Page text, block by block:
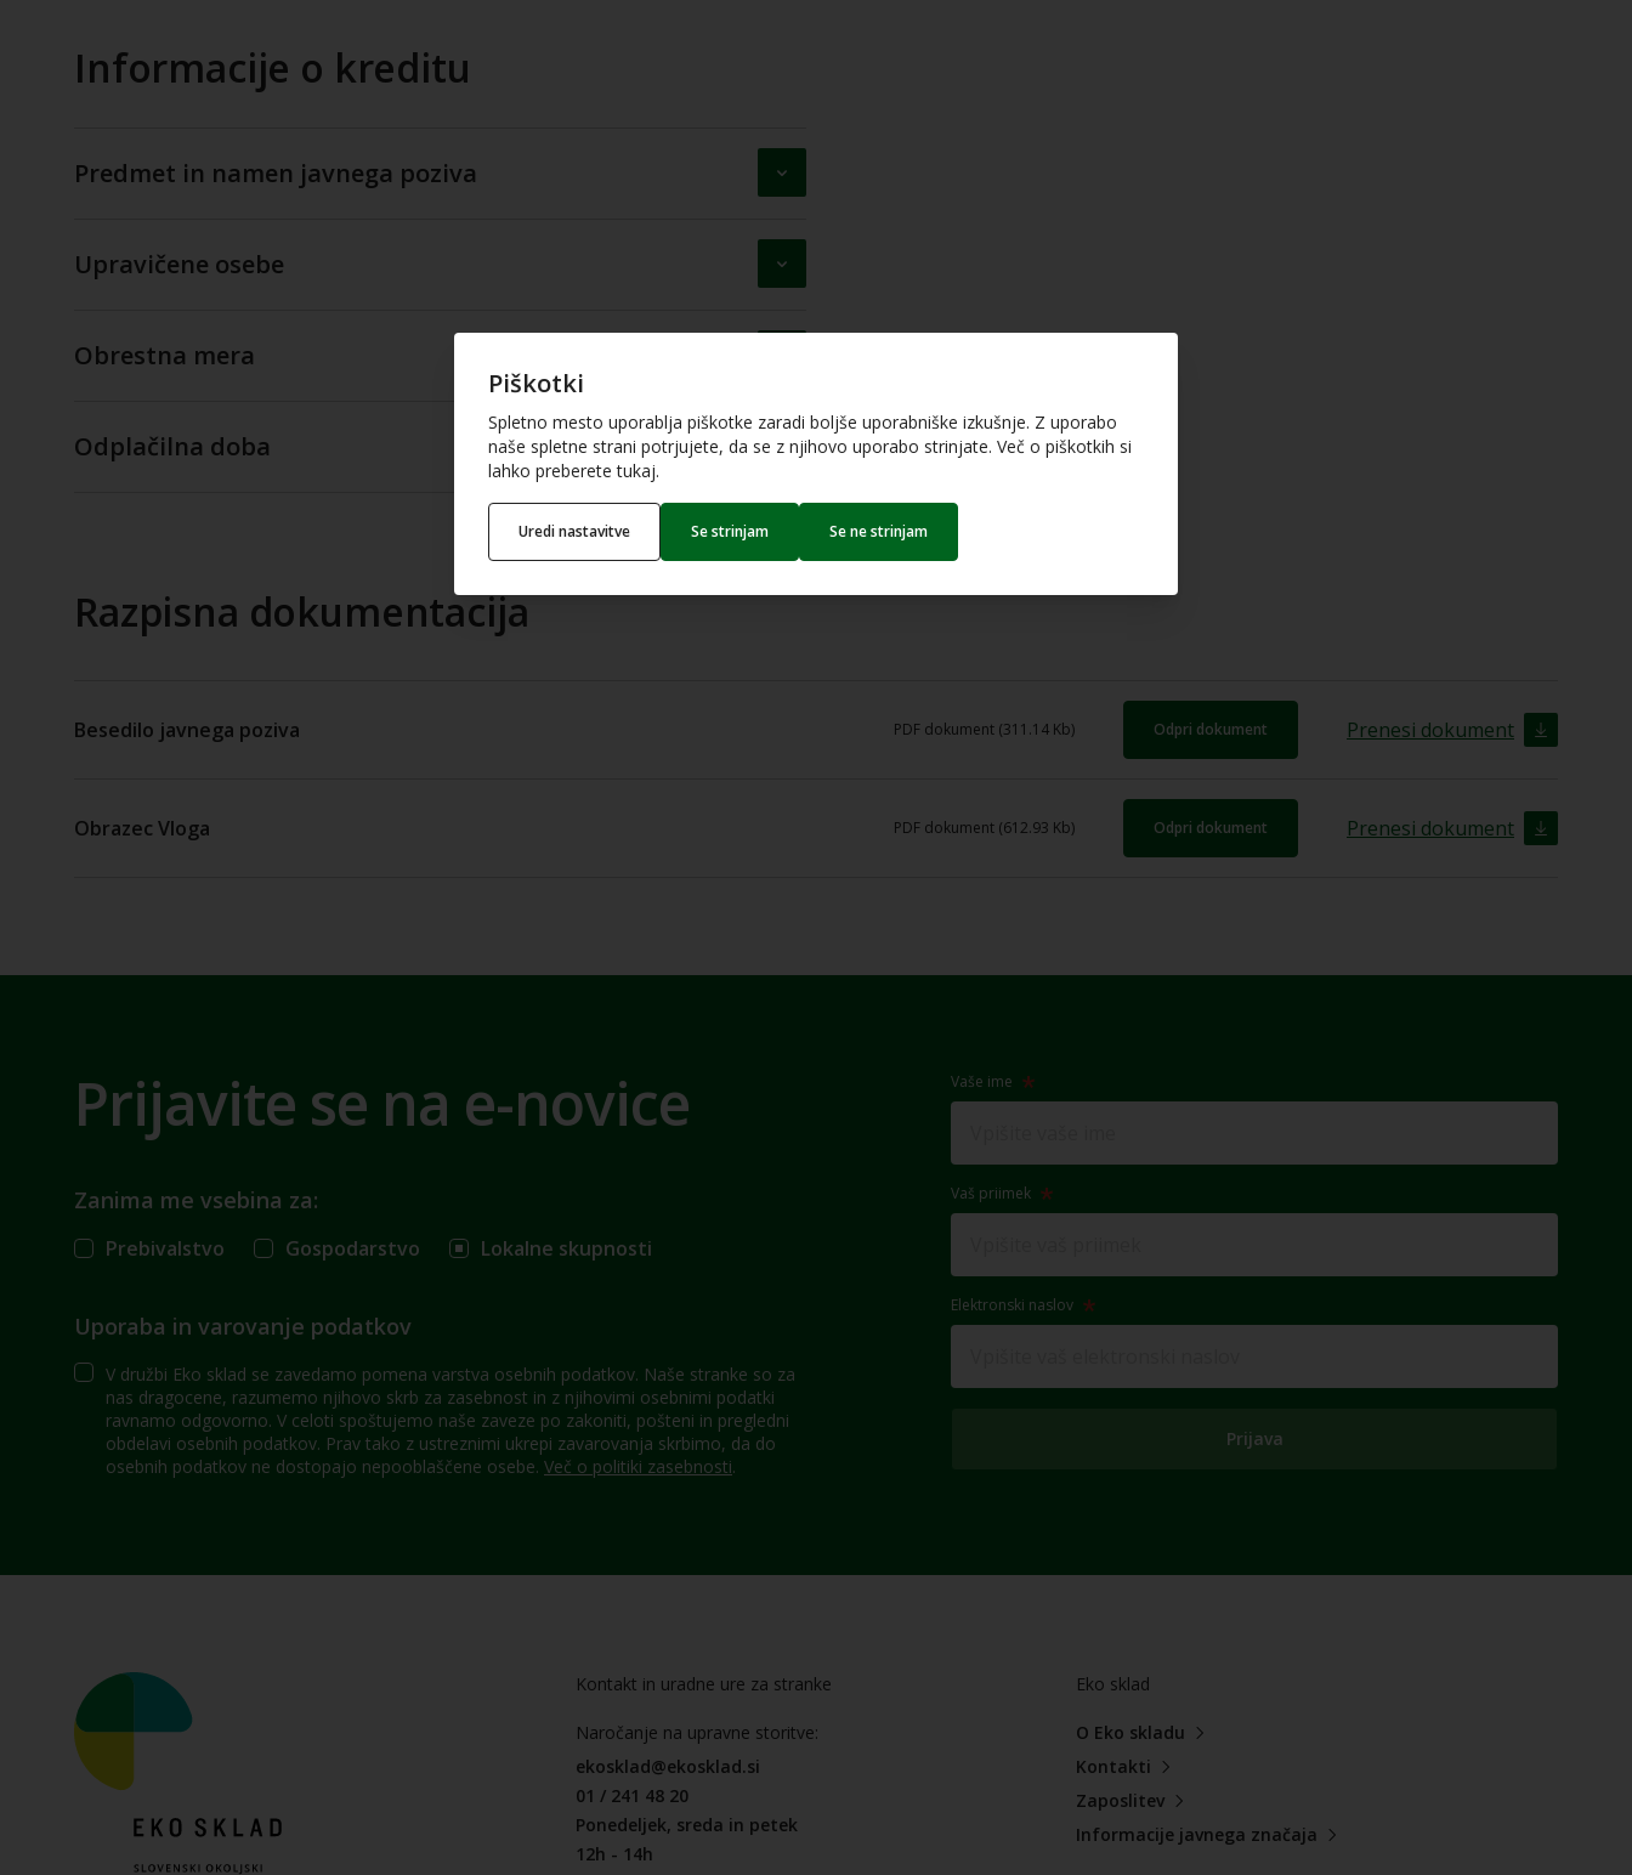
Informacije o kreditu
Predmet in namen javnega poziva
Upravičene osebe
Obrestna mera
Odplačilna doba
Razpisna dokumentacija
Besedilo javnega poziva PDF dokument (311.14 Kb) Odpri dokument Prenesi dokument
Obrazec Vloga PDF dokument (612.93 Kb) Odpri dokument Prenesi dokument
Prijavite se na e-novice
Zanima me vsebina za:
Prebivalstvo Gospodarstvo Lokalne skupnosti
Uporaba in varovanje podatkov
V družbi Eko sklad se zavedamo pomena varstva osebnih podatkov. Naše stranke so za
nas dragocene, razumemo njihovo skrb za zasebnost in z njihovimi osebnimi podatki
ravnamo odgovorno. V celoti spoštujemo naše zaveze po zakoniti, pošteni in pregledni
obdelavi osebnih podatkov. Prav tako z ustreznimi ukrepi zavarovanja skrbimo, da do
osebnih podatkov ne dostopajo nepooblaščene osebe. Več o politiki zasebnosti.
Vaše ime
Vaš priimek
Elektronski naslov
Prijava
Kontakt in uradne ure za stranke
Naročanje na upravne storitve:
ekosklad@ekosklad.si
01 / 241 48 20
Ponedeljek, sreda in petek
12h - 14h
Eko sklad
O Eko skladu
Kontakti
Zaposlitev
Informacije javnega značaja
Piškotki
Spletno mesto uporablja piškotke zaradi boljše uporabniške izkušnje. Z uporabo
naše spletne strani potrjujete, da se z njihovo uporabo strinjate. Več o piškotkih si
lahko preberete tukaj.
Uredi nastavitve Se strinjam Se ne strinjam